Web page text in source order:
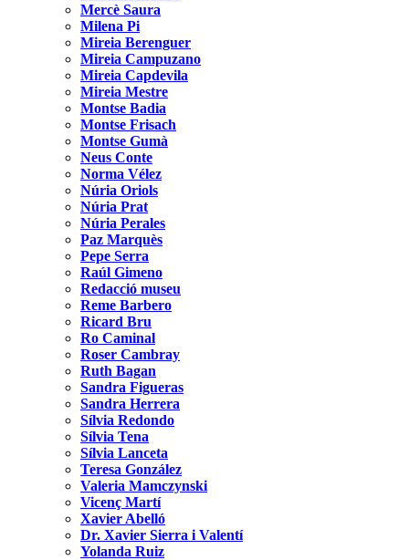
Mercè Saura
Milena Pi
Mireia Berenguer
Mireia Campuzano
Mireia Capdevila
Mireia Mestre
Montse Badia
Montse Frisach
Montse Gumà
Neus Conte
Norma Vélez
Núria Oriols
Núria Prat
Núria Perales
Paz Marquès
Pepe Serra
Raúl Gimeno
Redacció museu
Reme Barbero
Ricard Bru
Ro Caminal
Roser Cambray
Ruth Bagan
Sandra Figueras
Sandra Herrera
Sílvia Redondo
Sílvia Tena
Sílvia Lanceta
Teresa González
Valeria Mamczynski
Vicenç Martí
Xavier Abelló
Dr. Xavier Sierra i Valentí
Yolanda Ruiz